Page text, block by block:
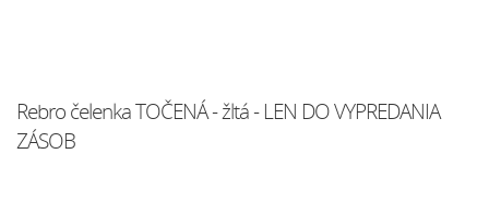
Rebro čelenka TOČENÁ - žltá - LEN DO VYPREDANIA
ZÁSOB